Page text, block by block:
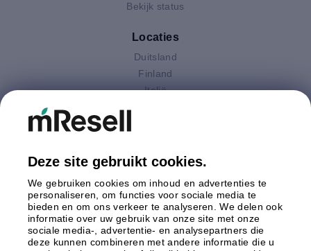
Bekijk status
Locaties
Duitsland
Finland
Italië
Spanje
Zweden
Betaling
Deze site gebruikt cookies.
We gebruiken cookies om inhoud en advertenties te
personaliseren, om functies voor sociale media te
bieden en om ons verkeer te analyseren. We delen ook
informatie over uw gebruik van onze site met onze
sociale media-, advertentie- en analysepartners die
deze kunnen combineren met andere informatie die u